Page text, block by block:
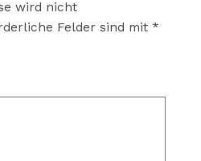
wird nicht
Felder sind mit *